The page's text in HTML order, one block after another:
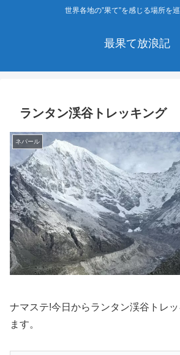
世界各地の”果て”を感じる場所を
最果て放浪記
ランタン渓谷トレッキング
ネパール
ナマステ!今日からランタン渓谷トレ
ます。